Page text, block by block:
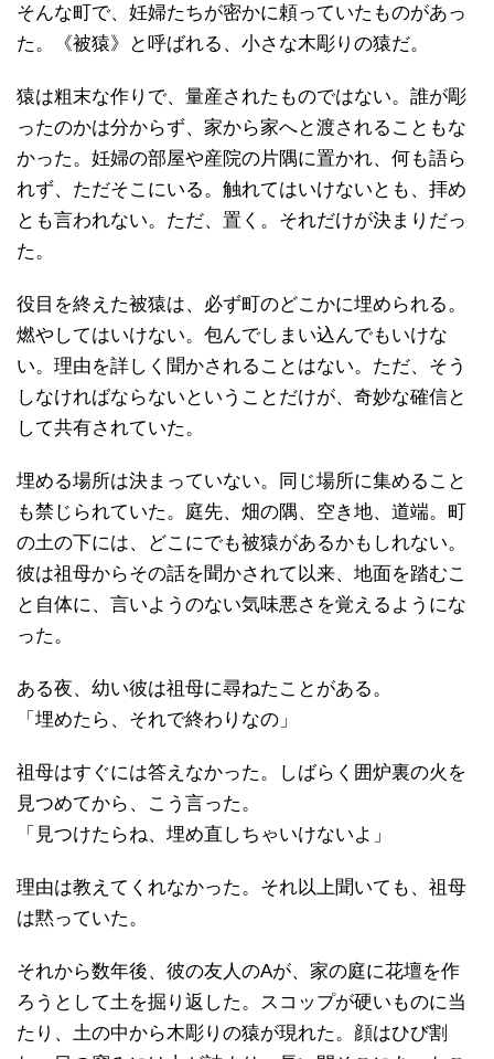
そんな町で、妊婦たちが密かに頼っていたものがあっ
た。《被猿》と呼ばれる、小さな木彫りの猿だ。
猿は粗末な作りで、量産されたものではない。誰が彫
ったのかは分からず、家から家へと渡されることもな
かった。妊婦の部屋や産院の片隅に置かれ、何も語ら
れず、ただそこにいる。触れてはいけないとも、拝め
とも言われない。ただ、置く。それだけが決まりだっ
た。
役目を終えた被猿は、必ず町のどこかに埋められる。
燃やしてはいけない。包んでしまい込んでもいけな
い。理由を詳しく聞かされることはない。ただ、そう
しなければならないということだけが、奇妙な確信と
して共有されていた。
埋める場所は決まっていない。同じ場所に集めること
も禁じられていた。庭先、畑の隅、空き地、道端。町
の土の下には、どこにでも被猿があるかもしれない。
彼は祖母からその話を聞かされて以来、地面を踏むこ
と自体に、言いようのない気味悪さを覚えるようにな
った。
ある夜、幼い彼は祖母に尋ねたことがある。
「埋めたら、それで終わりなの」
祖母はすぐには答えなかった。しばらく囲炉裏の火を
見つめてから、こう言った。
「見つけたらね、埋め直しちゃいけないよ」
理由は教えてくれなかった。それ以上聞いても、祖母
は黙っていた。
それから数年後、彼の友人のAが、家の庭に花壇を作
ろうとして土を掘り返した。スコップが硬いものに当
たり、土の中から木彫りの猿が現れた。顔はひび割